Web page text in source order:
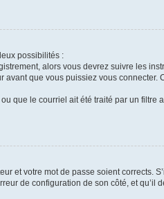
possibilités :
alors vous devrez suivre les
que vous puissiez vous connecter.
que le courriel ait été traité par un filtre
et votre mot de passe soient corrects.
de configuration de son côté, et qu’il